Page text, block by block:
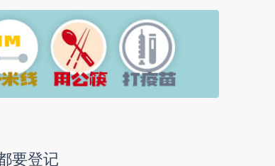
要登记